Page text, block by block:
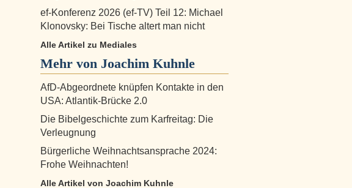
ef-Konferenz 2026 (ef-TV) Teil 12: Michael
Klonovsky: Bei Tische altert man nicht
Alle Artikel zu Mediales
Mehr von Joachim Kuhnle
AfD-Abgeordnete knüpfen Kontakte in den
USA: Atlantik-Brücke 2.0
Die Bibelgeschichte zum Karfreitag: Die
Verleugnung
Bürgerliche Weihnachtsansprache 2024:
Frohe Weihnachten!
Alle Artikel von Joachim Kuhnle